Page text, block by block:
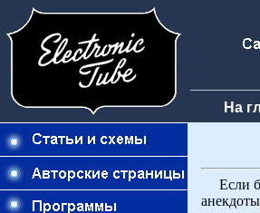
На
Если